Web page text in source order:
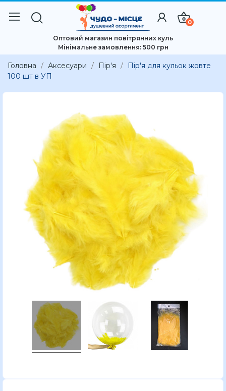
0
Оптовий магазин повітрянних куль
Мінімальне замовлення: 500 грн
Головна Аксесуари Пір'я
Пір'я для кульок жовте
100 шт в УП